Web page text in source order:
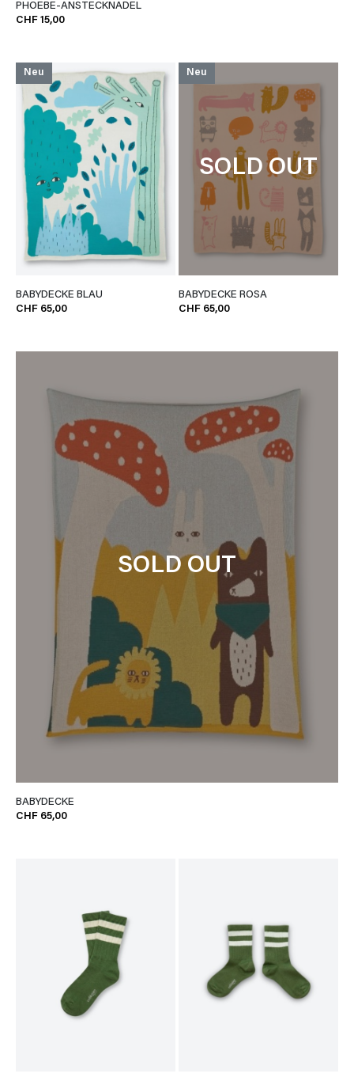
PHOEBE-ANSTECKNADEL
CHF 15,00
Neu
BABYDECKE BLAU
CHF 65,00
SOLD OUT
Neu
BABYDECKE ROSA
CHF 65,00
SOLD OUT
BABYDECKE
CHF 65,00